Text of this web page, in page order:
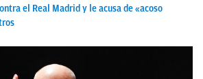
el Real Madrid y le acusa de «acoso